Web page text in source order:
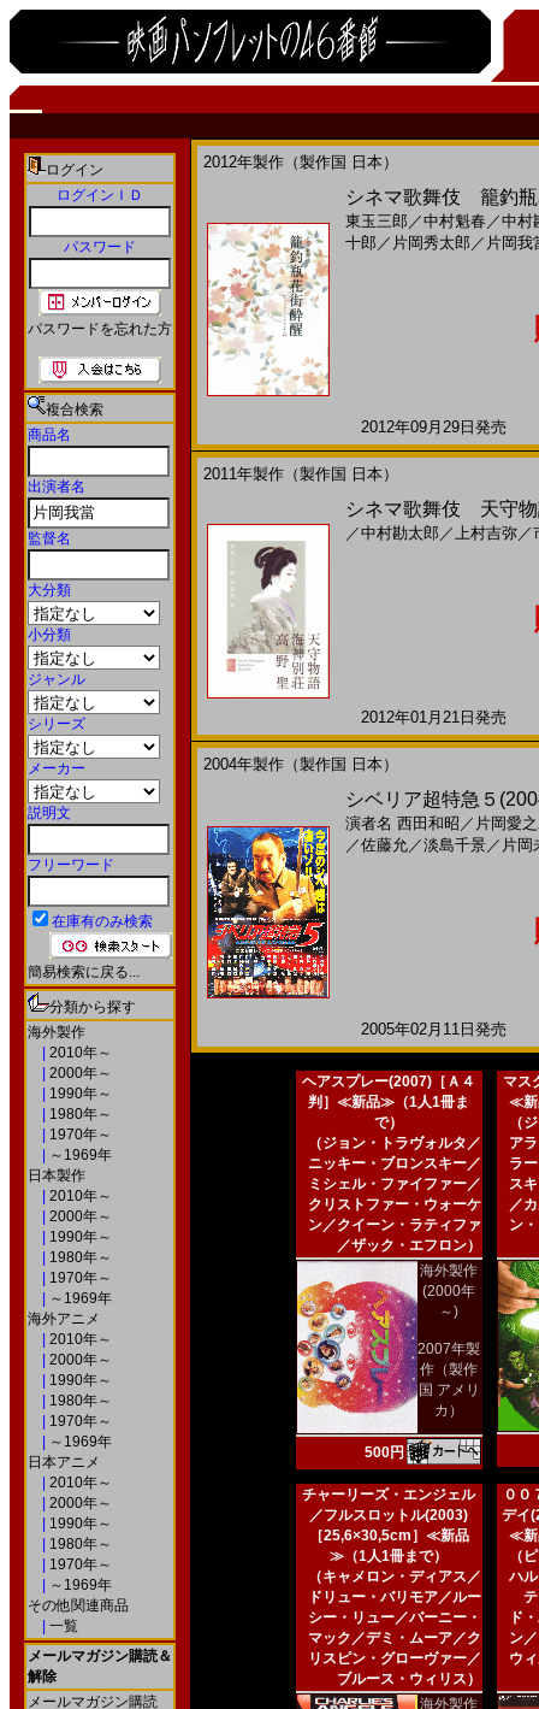
ログイン
ログインＩＤ
パスワード
パスワードを忘れた方
複合検索
商品名
出演者名
監督名
大分類
小分類
ジャンル
シリーズ
メーカー
説明文
フリーワード
在庫有のみ検索
簡易検索に戻る...
分類から探す
海外製作
2010年～
2000年～
1990年～
1980年～
1970年～
～1969年
日本製作
2010年～
2000年～
1990年～
1980年～
1970年～
～1969年
海外アニメ
2010年～
2000年～
1990年～
1980年～
1970年～
～1969年
日本アニメ
2010年～
2000年～
1990年～
1980年～
1970年～
～1969年
その他関連商品
一覧
メールマガジン購読＆
解除
メールマガジン購読
2012年製作（製作国 日本）
シネマ歌舞伎 籠釣瓶
東玉三郎 ／中村魁春 ／中村
十郎 ／ 片岡秀太郎 ／ 片岡我
2012年09月29日発売
2011年製作（製作国 日本）
シネマ歌舞伎 天守
／中村勘太郎 ／上村吉弥／
2012年01月21日発売
2004年製作（製作国 日本）
シベリア超特急５
演者名 西田和昭 ／ 片岡愛
／佐藤允／淡島千景／ 片岡
2005年02月11日発売
ヘアスプレー(2007)［Ａ４
判］≪新品≫（1人1冊ま
で）
（ジョン・トラヴォルタ／
ニッキー・ブロンスキー／
ミシェル・ファイファー／
クリストファー・ウォーケ
ン／クイーン・ラティファ
／ザック・エフロン）
海外製作
(2000年
～)
2007年製
作（製作
国 アメリ
カ）
500円
マス
≪新
（
ア
ラ
ス
／
ン
チャーリーズ・エンジェル
／フルスロットル(2003)
［25,6×30,5cm］≪新品
≫（1人1冊まで）
（キャメロン・ディアス／
ドリュー・バリモア／ルー
シー・リュー／バーニー・
マック／デミ・ムーア／ク
リスピン・グローヴァー／
ブルース・ウィリス）
海外製作
００
デイ
≪新
（
ハ
ド
ン
ウ